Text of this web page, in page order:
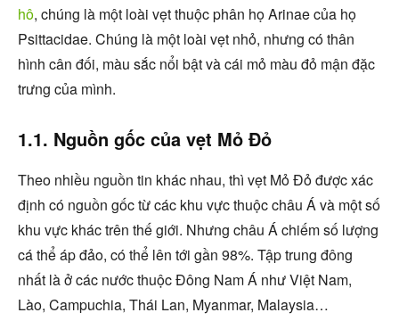
hô, chúng là một loài vẹt thuộc phân họ Arinae của họ
Psittacidae. Chúng là một loài vẹt nhỏ, nhưng có thân
hình cân đối, màu sắc nổi bật và cái mỏ màu đỏ mận đặc
trưng của mình.
1.1. Nguồn gốc của vẹt Mỏ Đỏ
Theo nhiều nguồn tin khác nhau, thì vẹt Mỏ Đỏ được xác
định có nguồn gốc từ các khu vực thuộc châu Á và một số
khu vực khác trên thế giới. Nhưng châu Á chiếm số lượng
cá thể áp đảo, có thể lên tới gần 98%. Tập trung đông
nhất là ở các nước thuộc Đông Nam Á như Việt Nam,
Lào, Campuchia, Thái Lan, Myanmar, Malaysia…